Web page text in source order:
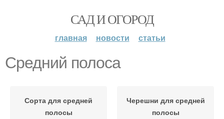
САД И ОГОРОД
главная новости статьи
Средний полоса
Сорта для средней
полосы
Черешни для средней
полосы